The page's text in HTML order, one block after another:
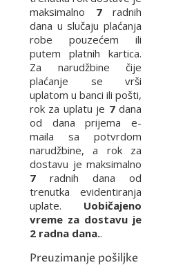
maksimalno 7radnih
dana u slučaju plaćanja
robe pouzećem ili
putem platnih kartica.
Za narudžbine čije
plaćanje se vrši
uplatom u banci ili pošti,
rok za uplatu je 7dana
od dana prijema e-
maila sa potvrdom
narudžbine, a rok za
dostavu je maksimalno
7 radnih dana od
trenutka evidentiranja
uplate. Uobičajeno
vreme za dostavu je
2 radna dana..
Preuzimanje pošiljke